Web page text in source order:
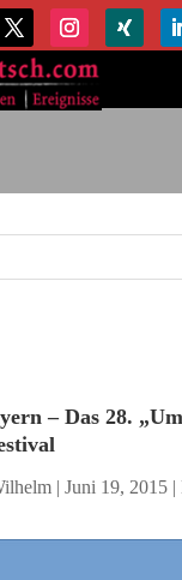
– Das 28.
| Juni 19, 2015|